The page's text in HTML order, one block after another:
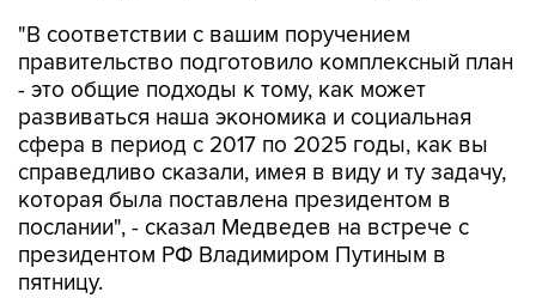
"В соответствии с вашим поручением
правительство подготовило комплексный план
- это общие подходы к тому, как может
развиваться наша экономика и социальная
сфера в период с 2017 по 2025 годы, как вы
справедливо сказали, имея в виду и ту задачу,
которая была поставлена президентом в
послании", - сказал Медведев на встрече с
президентом РФ Владимиром Путиным в
пятницу.